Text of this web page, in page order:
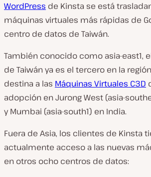
WordPress de Kinsta se está
máquinas virtuales más rápidas de
centro de datos de Taiwán.
También conocido como asia-east1,
de Taiwán ya es el tercero en la
destina a las Máquinas Virtuales C3D
adopción en Jurong West (asia-
y Mumbai (asia-south1) en India.
Fuera de Asia, los clientes de Kinsta
actualmente acceso a las nuevas
en otros ocho centros de datos: